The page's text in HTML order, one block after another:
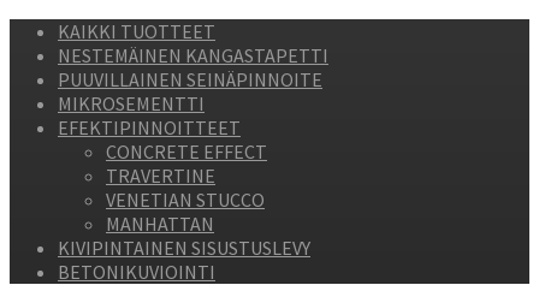
KAIKKI TUOTTEET
NESTEMÄINEN KANGASTAPETTI
PUUVILLAINEN SEINÄPINNOITE
MIKROSEMENTTI
EFEKTIPINNOITTEET
CONCRETE EFFECT
TRAVERTINE
VENETIAN STUCCO
MANHATTAN
KIVIPINTAINEN SISUSTUSLEVY
BETONIKUVIOINTI